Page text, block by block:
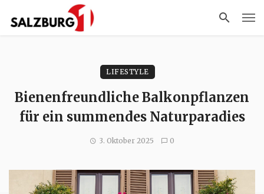
LIFESTYLE
Bienenfreundliche Balkonpflanzen
für ein summendes Naturparadies
3. Oktober 2025 0